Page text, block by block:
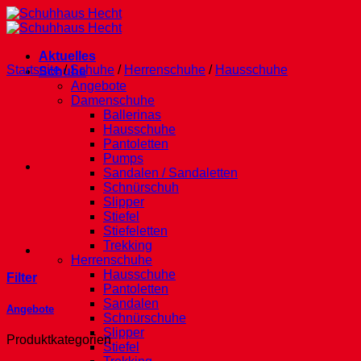
Zum
Inhalt
Aktuelles
Schuhe
Angebote
Damenschuhe
Ballerinas
Hausschuhe
Pantoletten
Pumps
Sandalen / Sandaletten
Schnürschuh
Slipper
Stiefel
Stiefeletten
Trekking
Herrenschuhe
Hausschuhe
Pantoletten
Sandalen
Schnürschuhe
Slipper
Stiefel
Startseite / Schuhe / Herrenschuhe / Hausschuhe
Filter
Angebote
Produktkategorien